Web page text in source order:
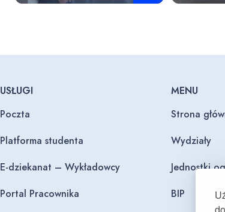
USŁUGI
Poczta
Platforma studenta
E-dziekanat – Wykładowcy
Portal Pracownika
MENU
Strona
Wydziały
Jednostki
BIP